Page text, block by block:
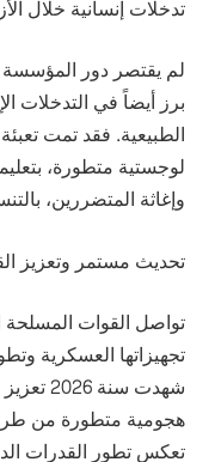
تدخلات إنسانية خلال
لم يقتصر دور
برز أيضاً في التدخلات
الطبيعية. فقد تمت
لوجستية متطورة،
وإغاثة المتضررين،
تحديث مستمر وتعزيز
تواصل القوات
تجهيزاتها العسكرية
شهدت
تعكس تطور القدرات